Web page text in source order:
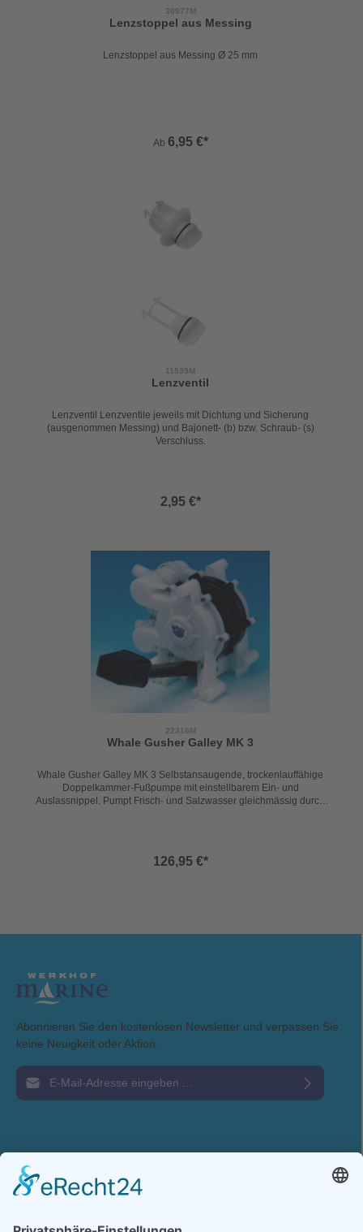
30977M
Lenzstoppel aus Messing
Lenzstoppel aus Messing Ø 25 mm
Ab 6,95 €*
11539M
Lenzventil
Lenzventil Lenzventile jeweils mit Dichtung und Sicherung
(ausgenommen Messing) und Bajonett- (b) bzw. Schraub- (s)
Verschluss.
2,95 €*
22316M
Whale Gusher Galley MK 3
Whale Gusher Galley MK 3 Selbstansaugende, trockenlauffähige
Doppelkammer-Fußpumpe mit einstellbarem Ein- und
Auslassnippel. Pumpt Frisch- und Salzwasser gleichmässig durch
126,95 €*
Abonnieren Sie den kostenlosen Newsletter und verpassen Sie
keine Neuigkeit oder Aktion.
E-Mail-Adresse*